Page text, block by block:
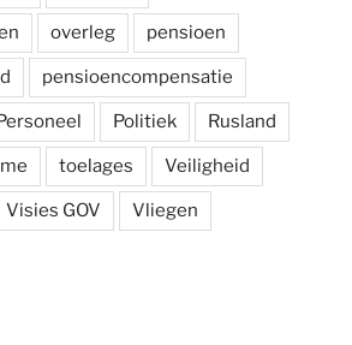
overleg pensioen
pensioencompensatie
Politiek Rusland
toelages Veiligheid
Visies GOV Vliegen